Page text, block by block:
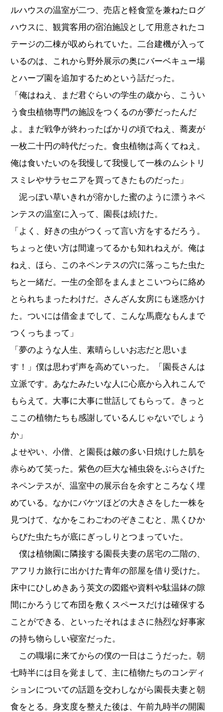
ルハウスの温室が二つ、売店と軽食堂を兼ねたログ
ハウスに、観賞客用の宿泊施設として用意されたコ
テージの二棟が収められていた。二台建機が入って
いるのは、これから野外展示の奥にバーベキュー場
とハーブ園を追加するためという話だった。
「俺はねえ、まだ君ぐらいの学生の歳から、こうい
う食虫植物専門の施設をつくるのが夢だったんだ
よ。まだ戦争が終わったばかりの頃でねえ、蕎麦が
一枚二十円の時代だった。食虫植物は高くてねえ。
俺は食いたいのを我慢して我慢して一株のムシトリ
スミレやサラセニアを買ってきたものだった」
泥っぽい草いきれが溶かした蜜のように漂うネペ
ンテスの温室に入って、園長は続けた。
「よく、好きの虫がつくって言い方をするだろう。
ちょっと使い方は間違ってるかも知れねえが。俺は
ねえ、ほら、このネペンテスの穴に落っこちた虫た
ちと一緒だ。一生の全部をまんまとこいつらに絡め
とられちまったわけだ。さんざん女房にも迷惑かけ
た。ついには借金までして、こんな馬鹿なもんまで
つくっちまって」
「夢のような人生、素晴らしいお志だと思いま
す！」僕は思わず声を高めていった。「園長さんは
立派です。あなたみたいな人に心底から入れこんで
もらえて。大事に大事に世話してもらって。きっと
ここの植物たちも感謝しているんじゃないでしょう
か」
よせやい、小僧、と園長は皴の多い日焼けした肌を
赤らめて笑った。紫色の巨大な補虫袋をぶらさげた
ネペンテスが、温室中の展示台を余すところなく埋
めている。なかにバケツほどの大きさをした一株を
見つけて、なかをこわごわのぞきこむと、黒くひか
らびた虫たちが底にぎっしりとつまっていた。
僕は植物園に隣接する園長夫妻の居宅の二階の、
アフリカ旅行に出かけた青年の部屋を借り受けた。
床中にひしめきあう英文の図鑑や資料や駄温鉢の隙
間にかろうじて布団を敷くスペースだけは確保する
ことができる、といったそれはまさに熱烈な好事家
の持ち物らしい寝室だった。
この職場に来てからの僕の一日はこうだった。朝
七時半には目を覚まして、主に植物たちのコンディ
ションについての話題を交わしながら園長夫妻と朝
食をとる。身支度を整えた後は、午前九時半の開園